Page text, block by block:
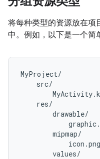
将每种类型的资源放在项
中。例如，以下是一个简
MyProject/
    src/
    res/
        drawable/
        mipmap/
            icon.png
        values/